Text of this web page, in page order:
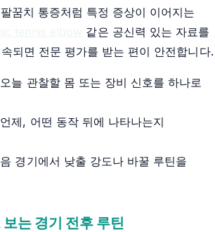
꿈치 통증처럼 특정 증상이 이어지는
같은 공신력 있는 자료를
되면 전문 평가를 받는 편이 안전합니다.
늘 관찰할 몸 또는 장비 신호를 하나로
제, 어떤 동작 뒤에 나타나는지
경기에서 낮출 강도나 바꿀 루틴을
는 경기 전후 루틴